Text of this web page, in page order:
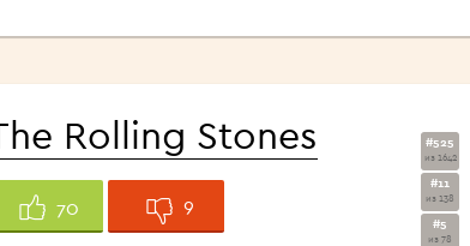
Rolling Stones
70 9
#525
из 1642
#11
из 138
#5
из 78